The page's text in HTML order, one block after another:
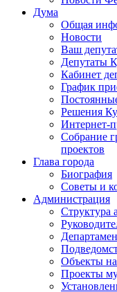
Дума
Общая
Новости
Ваш
Депутаты
Кабинет
График
Решения
Интернет-
Собрание
проектов
Глава города
Биография
Советы и
Администрация
Структура
Объекты на
Проекты